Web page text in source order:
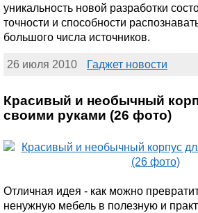
уникальность новой разработки
точности и способности
большого числа источников.
26 июля 2010 Гаджет новости
Красивый и необычный
своими руками (26 фото)
Отличная идея - как можно
ненужную мебель в полезную и